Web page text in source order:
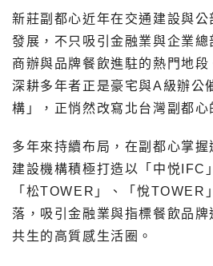
新莊副都心近年在交通建設與
發展，不只吸引金融業與企業
商辦與品牌餐飲進駐的熱門地段
深耕多年者正是豪宅與A級辦公
構」，正悄然改寫北台灣副都心
多年來持續布局，在副都心掌
建設機構積極打造以「中悦IFC
「松TOWER」、「悅TOWER
落，吸引金融業與指標餐飲品
共生的高質感生活圈。